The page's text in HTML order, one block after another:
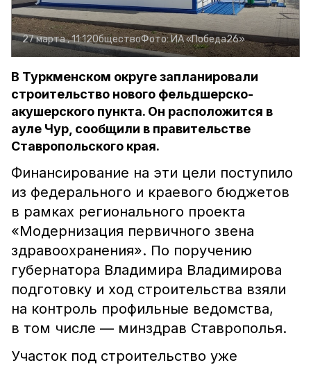
27 марта , 11:12ОбществоФото:ИА «Победа26»
В Туркменском округе запланировали
строительство нового фельдшерско-
акушерского пункта. Он расположится в
ауле Чур, сообщили в правительстве
Ставропольского края.
Финансирование на эти цели поступило
из федерального и краевого бюджетов
в рамках регионального проекта
«Модернизация первичного звена
здравоохранения». По поручению
губернатора Владимира Владимирова
подготовку и ход строительства взяли
на контроль профильные ведомства,
в том числе — минздрав Ставрополья.
Участок под строительство уже